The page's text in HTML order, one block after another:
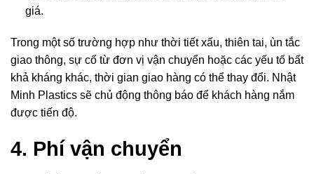
giá.
Trong một số trường hợp như thời tiết xấu, thiên tai, ùn tắc
giao thông, sự cố từ đơn vị vận chuyển hoặc các yếu tố bất
khả kháng khác, thời gian giao hàng có thể thay đổi. Nhật
Minh Plastics sẽ chủ động thông báo để khách hàng nắm
được tiến độ.
4. Phí vận chuyển